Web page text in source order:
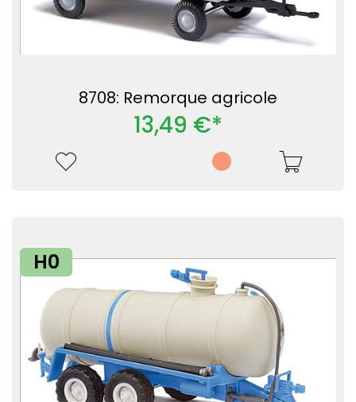
8708: Remorque agricole
13,49 €*
H0